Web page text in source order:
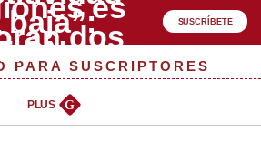
SUSCRÍBETE
PARA SUSCRIPTORES
PLUS G